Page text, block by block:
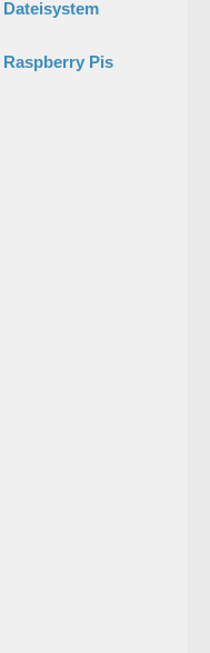
Dateisystem
Pis